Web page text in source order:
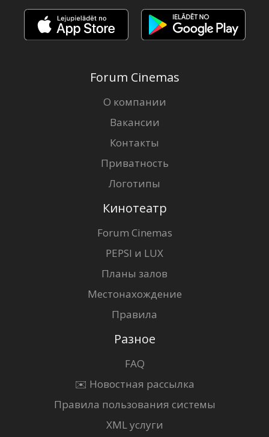
Forum Cinemas
О компании
Вакансии
Контакты
Приватность
Логотипы
Кинотеатр
Forum Cinemas
PEPSI и LUX
Планы залов
Местонахождение
Правила
Разное
FAQ
✉️ Новостная рассылка
Правила пользования системы
XML услуги